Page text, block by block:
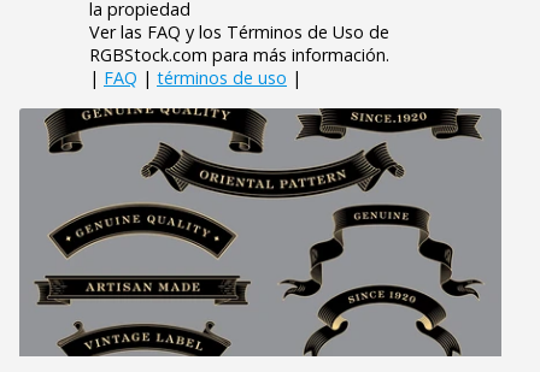
la propiedad
Ver las FAQ y los Términos de Uso de
RGBStock.com para más información.
| FAQ | términos de uso |